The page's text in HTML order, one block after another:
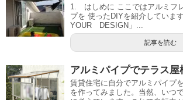
1. はしめに ここではアルミフ
プを 使ったDIYを紹介していま
YOUR DESIGN」...
記事を読む
アルミパイプでテラス屋
賃貸住宅に自分でアルミパイプ
を作ってみました。当然、いつ